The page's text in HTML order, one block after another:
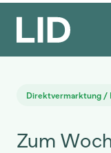
Direktvermarktung /
Zum